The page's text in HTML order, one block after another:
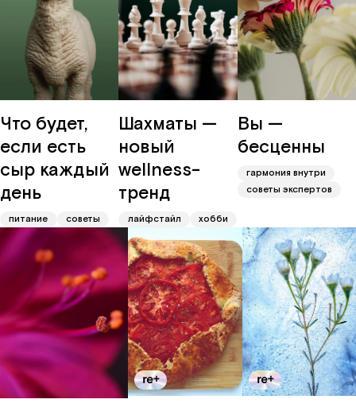
Что будет,
если есть
сыр каждый
день
питание советы
Шахматы —
новый
wellness-
тренд
лайфстайл хобби
Вы —
бесценны
гармония внутри
советы экспертов